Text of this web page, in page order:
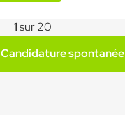
1sur 20
Candidature spontanée